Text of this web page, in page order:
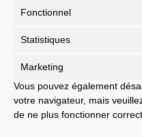
Fonctionnel
Statistiques
Marketing
Vous pouvez également
votre navigateur, mais
de ne plus fonctionner